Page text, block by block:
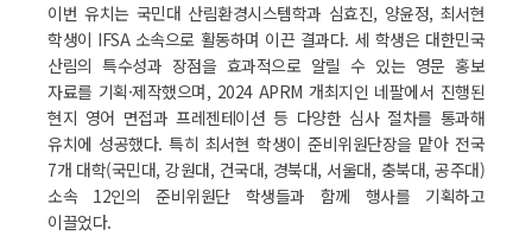
이번 유치는 국민대 산림환경시스템학과 심효진, 양윤정, 최서현
학생이 IFSA 소속으로 활동하며 이끈 결과다. 세 학생은 대한민국
산림의 특수성과 장점을 효과적으로 알릴 수 있는 영문 홍보
자료를 기획·제작했으며, 2024 APRM 개최지인 네팔에서 진행된
현지 영어 면접과 프레젠테이션 등 다양한 심사 절차를 통과해
유치에 성공했다. 특히 최서현 학생이 준비위원단장을 맡아 전국
7개 대학(국민대, 강원대, 건국대, 경북대, 서울대, 충북대, 공주대)
소속 12인의 준비위원단 학생들과 함께 행사를 기획하고
이끌었다.